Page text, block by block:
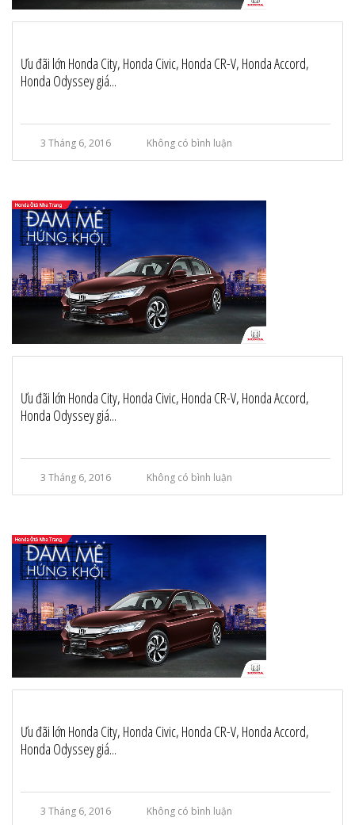
Ưu đãi lớn Honda City, Honda Civic, Honda CR-V, Honda Accord,
Honda Odyssey giá...
3 Tháng 6, 2016 Không có bình luận
Ưu đãi lớn Honda City, Honda Civic, Honda CR-V, Honda Accord,
Honda Odyssey giá...
3 Tháng 6, 2016 Không có bình luận
Ưu đãi lớn Honda City, Honda Civic, Honda CR-V, Honda Accord,
Honda Odyssey giá...
3 Tháng 6, 2016 Không có bình luận